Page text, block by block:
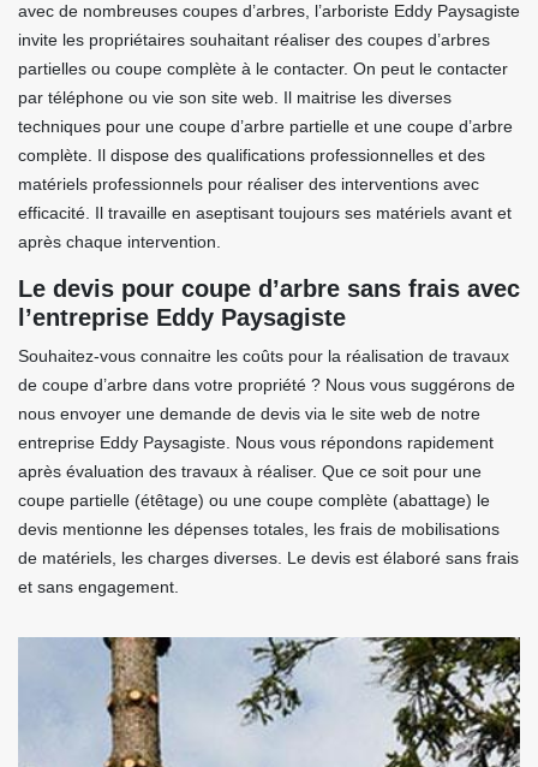
avec de nombreuses coupes d’arbres, l’arboriste Eddy Paysagiste
invite les propriétaires souhaitant réaliser des coupes d’arbres
partielles ou coupe complète à le contacter. On peut le contacter
par téléphone ou vie son site web. Il maitrise les diverses
techniques pour une coupe d’arbre partielle et une coupe d’arbre
complète. Il dispose des qualifications professionnelles et des
matériels professionnels pour réaliser des interventions avec
efficacité. Il travaille en aseptisant toujours ses matériels avant et
après chaque intervention.
Le devis pour coupe d’arbre sans frais avec
l’entreprise Eddy Paysagiste
Souhaitez-vous connaitre les coûts pour la réalisation de travaux
de coupe d’arbre dans votre propriété ? Nous vous suggérons de
nous envoyer une demande de devis via le site web de notre
entreprise Eddy Paysagiste. Nous vous répondons rapidement
après évaluation des travaux à réaliser. Que ce soit pour une
coupe partielle (étêtage) ou une coupe complète (abattage) le
devis mentionne les dépenses totales, les frais de mobilisations
de matériels, les charges diverses. Le devis est élaboré sans frais
et sans engagement.